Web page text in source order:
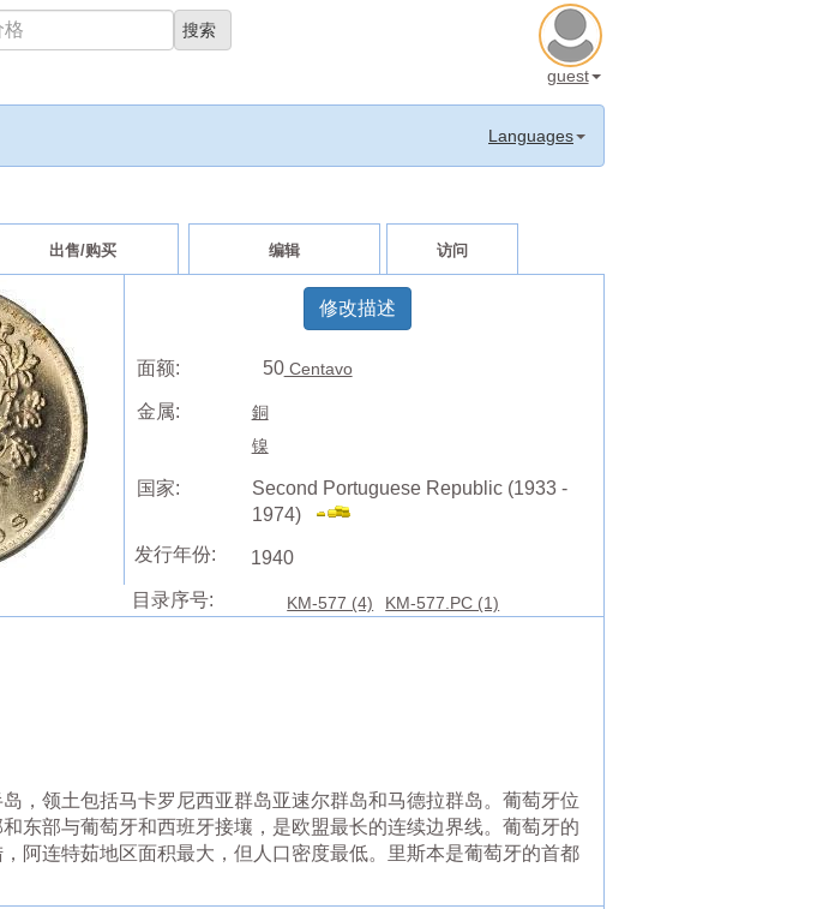
guest
Languages
出售/购买 编辑 访问
修改描述
面额: 50Centavo
金属:
銅
镍
国家:
Second Portuguese Republic (1933 -
1974)
发行年份:
1940
目录序号: KM-577 (4) KM-577.PC (1)
，领土包括马卡罗尼西亚群岛亚速尔群岛和马德拉群岛。葡萄牙位
东部与葡萄牙和西班牙接壤，是欧盟最长的连续边界线。葡萄牙的
阿连特茹地区面积最大，但人口密度最低。里斯本是葡萄牙的首都